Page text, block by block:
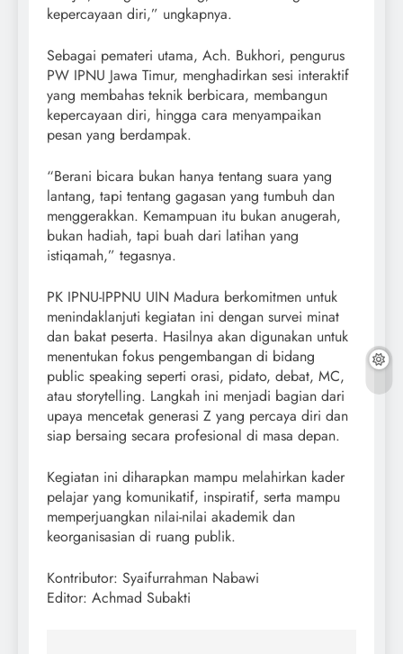
kepercayaan diri,” ungkapnya.
Sebagai pemateri utama, Ach. Bukhori, pengurus
PW IPNU Jawa Timur, menghadirkan sesi interaktif
yang membahas teknik berbicara, membangun
kepercayaan diri, hingga cara menyampaikan
pesan yang berdampak.
“Berani bicara bukan hanya tentang suara yang
lantang, tapi tentang gagasan yang tumbuh dan
menggerakkan. Kemampuan itu bukan anugerah,
bukan hadiah, tapi buah dari latihan yang
istiqamah,” tegasnya.
PK IPNU-IPPNU UIN Madura berkomitmen untuk
menindaklanjuti kegiatan ini dengan survei minat
dan bakat peserta. Hasilnya akan digunakan untuk
menentukan fokus pengembangan di bidang
public speaking seperti orasi, pidato, debat, MC,
atau storytelling. Langkah ini menjadi bagian dari
upaya mencetak generasi Z yang percaya diri dan
siap bersaing secara profesional di masa depan.
Kegiatan ini diharapkan mampu melahirkan kader
pelajar yang komunikatif, inspiratif, serta mampu
memperjuangkan nilai-nilai akademik dan
keorganisasian di ruang publik.
Kontributor: Syaifurrahman Nabawi
Editor: Achmad Subakti